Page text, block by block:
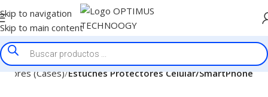
Skip to navigation
Skip to main content
(Cases) Estuches Protectores Celular/SmartPhone